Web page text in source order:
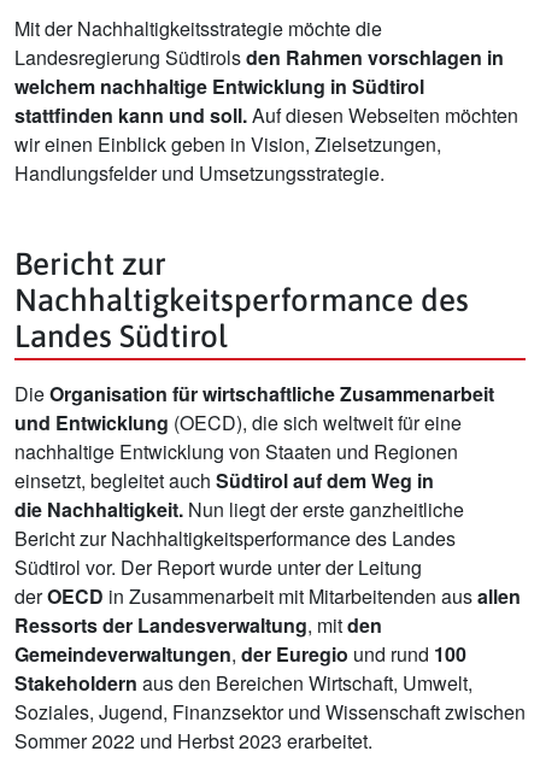
Mit der Nachhaltigkeitsstrategie möchte die
Landesregierung Südtirolsden Rahmen vorschlagen in
welchem nachhaltige Entwicklung in Südtirol
stattfinden kann und soll.Auf diesen Webseiten möchten
wir einen Einblick geben in Vision, Zielsetzungen,
Handlungsfelder und Umsetzungsstrategie.
Bericht zur
Nachhaltigkeitsperformance des
Landes Südtirol
DieOrganisation für wirtschaftliche Zusammenarbeit
und Entwicklung (OECD), die sich weltweit für eine
nachhaltige Entwicklung von Staaten und Regionen
einsetzt, begleitet auch Südtirol auf dem Weg in
die Nachhaltigkeit. Nun liegt der erste ganzheitliche
Bericht zur Nachhaltigkeitsperformance des Landes
Südtirol vor. Der Report wurde unter der Leitung
derOECD in Zusammenarbeit mit Mitarbeitenden ausallen
Ressorts der Landesverwaltung, mitden
Gemeindeverwaltungen, der Euregio und rund 100
Stakeholdern aus den Bereichen Wirtschaft, Umwelt,
Soziales, Jugend, Finanzsektor und Wissenschaft zwischen
Sommer 2022 und Herbst 2023 erarbeitet.